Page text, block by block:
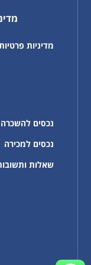
מדיניות
נכסים להשכרה
נכסים למכירה
שאלות